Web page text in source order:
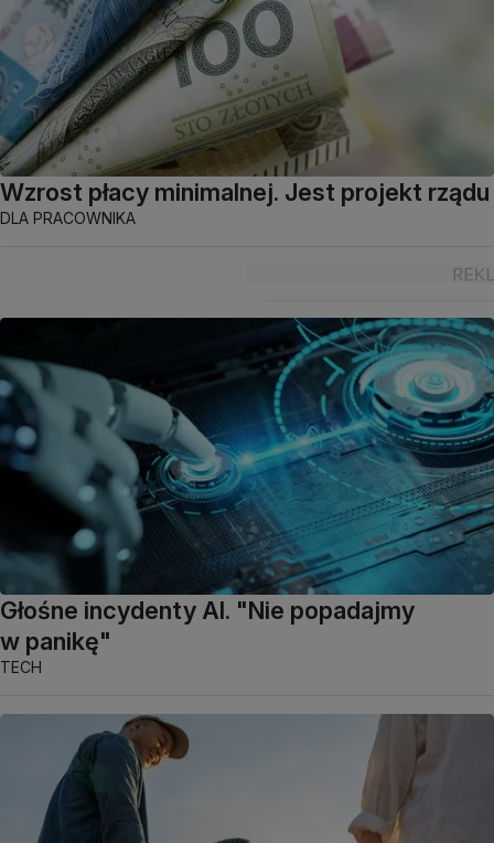
Wzrost płacy minimalnej. Jest projekt rządu
DLA PRACOWNIKA
Głośne incydenty AI. "Nie popadajmy
w panikę"
TECH